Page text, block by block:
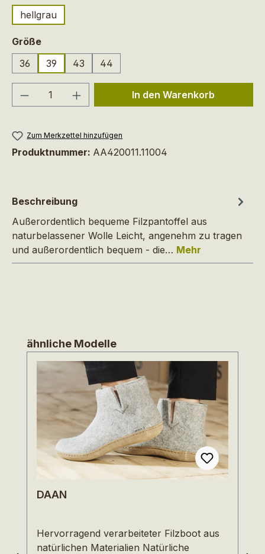
hellgrau
Größeauswählen
36
39 43 44
Produkt Anzahl: Gib denIn den Warenkorb
Zum Merkzettel hinzufügen
Produktnummer: AA420011.11004
Beschreibung
Außerordentlich bequeme Filzpantoffel aus
naturbelassener Wolle Leicht, angenehm zu tragen
und außerordentlich bequem - die… Mehr
Produktgalerie überspringen
ähnliche Modelle
DAAN
Hervorragend verarbeiteter Filzboot aus
natürlichen Materialien Natürliche